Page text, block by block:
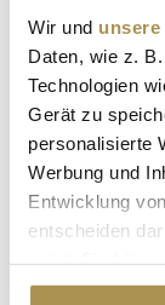
Wir und unsere
Daten, wie z.
Technologien
Gerät zu
personalisierte
Werbung und
Entwicklung
entscheiden
Cookie-